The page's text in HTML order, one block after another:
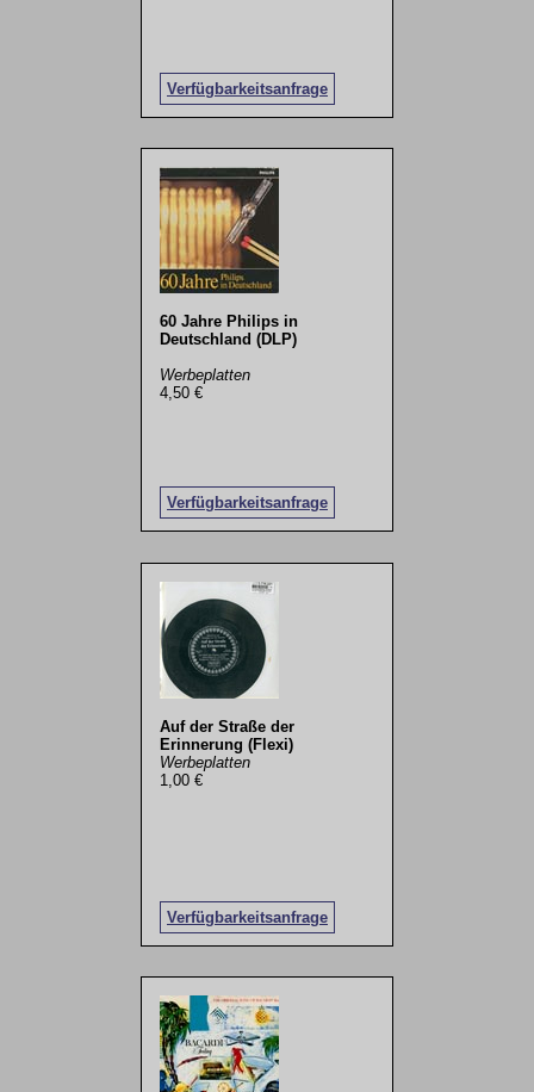
Verfügbarkeitsanfrage
60 Jahre Philips in
Deutschland (DLP)
Werbeplatten
4,50 €
Verfügbarkeitsanfrage
Auf der Straße der
Erinnerung (Flexi)
Werbeplatten
1,00 €
Verfügbarkeitsanfrage